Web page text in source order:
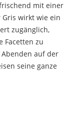
mit einer
wirkt wie ein
zugänglich,
Facetten zu
auf der
seine ganze